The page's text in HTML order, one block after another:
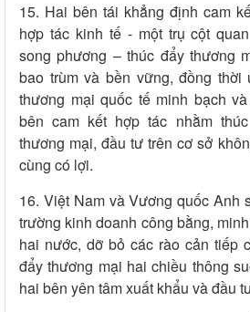
15. Hai bên tái khẳng định cam
hợp tác kinh tế - một trụ cột
song phương – thúc đẩy thương
bao trùm và bền vững, đồng thời
thương mại quốc tế minh bạch
bên cam kết hợp tác nhằm
thương mại, đầu tư trên cơ sở
cùng có lợi.
16. Việt Nam và Vương quốc Anh
trường kinh doanh công bằng,
hai nước, dỡ bỏ các rào cản tiếp
đẩy thương mại hai chiều thông
hai bên yên tâm xuất khẩu và đầu